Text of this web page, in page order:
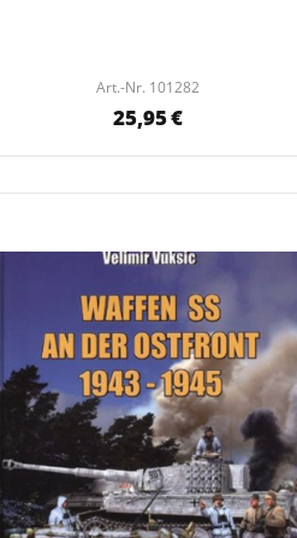
Art.-Nr. 101282
25,95 €